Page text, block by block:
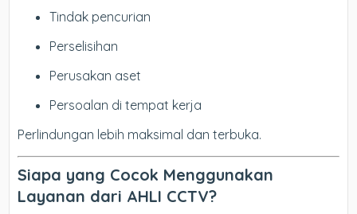
Tindak pencurian
Perselisihan
Perusakan aset
Persoalan di tempat kerja
Perlindungan lebih maksimal dan terbuka.
Siapa yang Cocok Menggunakan
Layanan dari AHLI CCTV?